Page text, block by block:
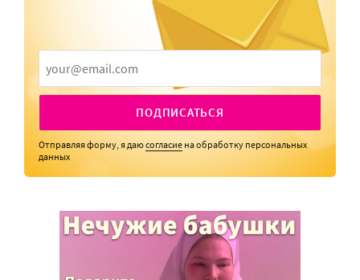
ПОДПИСАТЬСЯ
Отправляя форму, я даюсогласие на обработку персональных
данных